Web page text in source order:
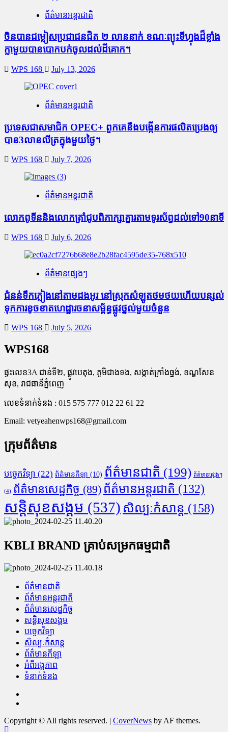
ព័ត៌មានអន្តរជាតិ
ចិនបានជម្លៀសប្រជាជនជិត ២ លាននាក់ ខណៈព្យុះទីហ្វុងដ៏ខ្លាំង
ក្លាមួយបានបោកបក់ចូលដល់ដីគោក។
WPS 168 July 13, 2026
ព័ត៌មានអន្តរជាតិ
ប្រទេសជាសមាជិក OPEC+​ ពួកគេនឹងបង្កើនការផលិតប្រេងឲ្យ
បាន3លានលីត្រក្នុងមួយថ្ងៃ។
WPS 168 July 7, 2026
ព័ត៌មានអន្តរជាតិ
លោកពូទីននិងលោកត្រាំជូបពិភាក្សាគ្នារតាមទូរស័ព្ធដល់ទៅ90នាទី
WPS 168 July 6, 2026
ព័ត៌មានផ្សេងៗ
ជំនន់​ទឹកភ្លៀង​នៅ​តាម​ដងអូរ​ នៅ​ស្រុក​សំឡូត​ថមថយ​ហើយ​បន្សល់​
ទុក​ការ​ខូចខាត​ហេដ្ឋារចនាសម្ព័ន្ធ​ផ្លូវថ្នល់​មួយ​ចំនួន
WPS 168 July 5, 2026
WPS168
ផ្ទះលេខ3A ជាន់ទី២, ផ្លូវបេតុង, ភូមិជាងទង, សង្កាត់ក្រាំងធ្នង់, ខណ្ឌសែន
សុខ, រាជធានីភ្នំពេញ
លេខទំនាក់ទំនង : 015 575 777 012 22 61 22
Email: vetyeahenwps168@gmail.com
ក្រុមព័ត៌មាន
បច្ចេកវិទ្យា (22) ព័ត៌មានកីឡា (10) ព័ត៌មានជាតិ (199) ព័ត៌មានផ្សេងៗ
(4) ព័ត៌មានសេដ្ឋកិច្ច (89) ព័ត៌មានអន្តរជាតិ (132)
សន្តិសុខសង្គម (537) សិល្បៈកំសាន្ត (158)
KBLI BRAND គ្រាប់សម្រកធម្មជាតិ
ព័ត៌មានជាតិ
ព័ត៌មានអន្តរជាតិ
ព័ត៌មានសេដ្ឋកិច្ច
សន្តិសុខសង្គម
បច្ចេកវិទ្យា
សិល្បៈកំសាន្ត
ព័ត៌មានកីឡា
អំពីអង្គភាព
ទំនាក់ទំនង
Copyright © All rights reserved. | CoverNews by AF themes.